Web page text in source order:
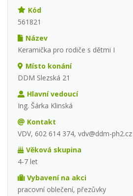
Kód
561821
Název
Keramička pro rodiče s dětmi I
Místo konání
DDM Slezská 21
Hlavní vedoucí
Ing. Šárka Klinská
Kontakt
VDV, 602 614 374, vdv@ddm-ph2.cz
Věková skupina
4-7 let
Vybavení na akci
pracovní oblečení, přezůvky